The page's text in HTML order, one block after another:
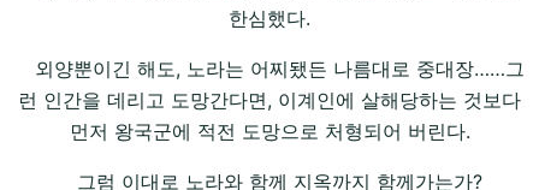
한심했다.
외양뿐이긴 해도, 노라는 어찌됐든 나름대로 중대장……그
런 인간을 데리고 도망간다면, 이계인에 살해당하는 것보다
먼저 왕국군에 적전 도망으로 처형되어 버린다.
그럼 이대로 노라와 함께 지옥까지 함께가는가?